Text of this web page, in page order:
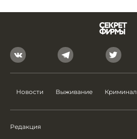
Новости Выживание Криминал
Редакция